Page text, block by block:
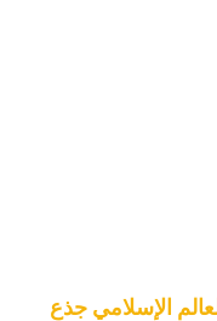
الإسلامي جذع